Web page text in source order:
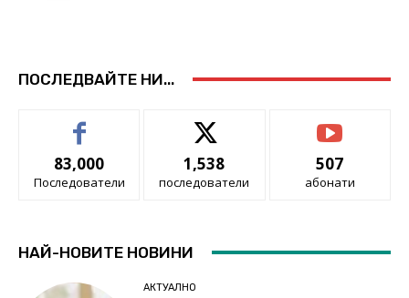
ПОСЛЕДВАЙТЕ НИ...
83,000
Последователи
1,538
последователи
507
абонати
НАЙ-НОВИТЕ НОВИНИ
АКТУАЛНО